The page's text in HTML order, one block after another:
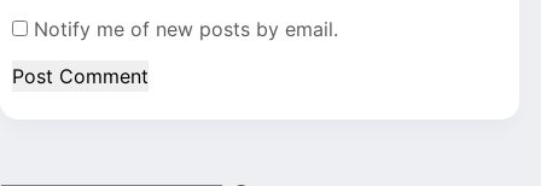
Notify me of new posts by email.
Post Comment